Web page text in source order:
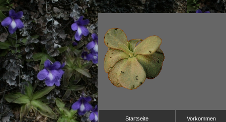
Startseite Vorkommen